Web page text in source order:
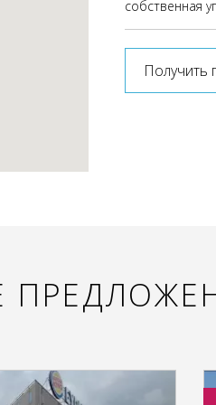
собственная
Получить